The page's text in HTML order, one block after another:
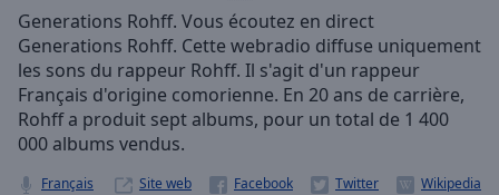
Stream
TypeLIVE
Seek to
currently
behind
liveLIVE
Remaining
Time-
Generations Rohff. Vous écoutez en direct
Generations Rohff. Cette webradio diffuse uniquement
les sons du rappeur Rohff. Il s'agit d'un rappeur
Français d'origine comorienne. En 20 ans de carrière,
Rohff a produit sept albums, pour un total de 1 400
000 albums vendus.
Français Site web